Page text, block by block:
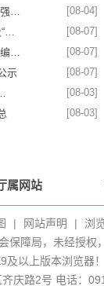
[08-04]
强…
[08-07]
“…
[08-07]
编…
[08-07]
示
[08-03]
[08-03]
属网站
| 网站声明 |
浏
保障局，未经授权
及以上版本浏览器！
庆路2号 电话：